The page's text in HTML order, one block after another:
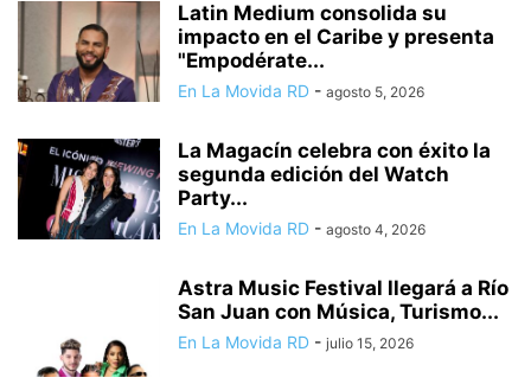
Latin Medium consolida su
impacto en el Caribe y presenta
"Empodérate...
En La Movida RD - agosto 5, 2026
La Magacín celebra con éxito la
segunda edición del Watch
Party...
En La Movida RD - agosto 4, 2026
Astra Music Festival llegará a Río
San Juan con Música, Turismo...
En La Movida RD - julio 15, 2026